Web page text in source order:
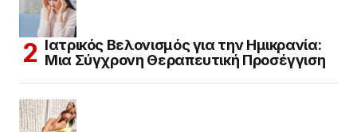
Ιατρικός Βελονισμός για την Ημικρανία:
Μια Σύγχρονη Θεραπευτική Προσέγγιση